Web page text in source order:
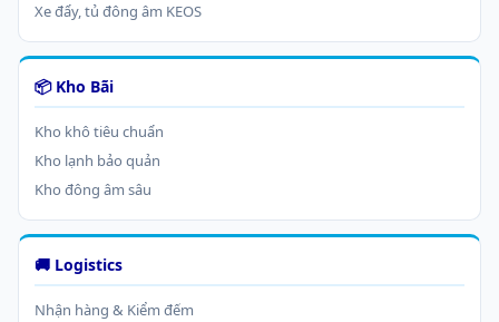
Xe đẩy, tủ đông âm KEOS
📦 Kho Bãi
Kho khô tiêu chuẩn
Kho lạnh bảo quản
Kho đông âm sâu
🚚 Logistics
Nhận hàng & Kiểm đếm